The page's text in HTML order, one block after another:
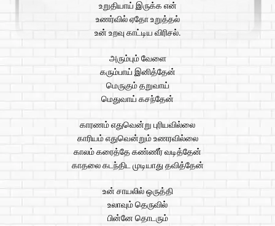
உறுதியாய் இருக்க என்
உணர்வில் ஏதோ உறுத்தல்
உன் உறவு காட்டிய விரிசல்.
அரும்பும் வேளை
கரும்பாய் இனித்தேன்
மெருகும் தறுவாய்
மெதுவாய் கசந்தேன்
காரணம் எதுவென்று புரியவில்லை
காரியம் எதுவென்றும் உணரவில்லை
காலம் கரைத்தே கண்ணீர் வடித்தேன்
காதலை கடந்திட முடியாது தவித்தேன்
உன் சாயலில் ஒருத்தி
உலாவும் தெருவில்
பின்னே தொடரும்